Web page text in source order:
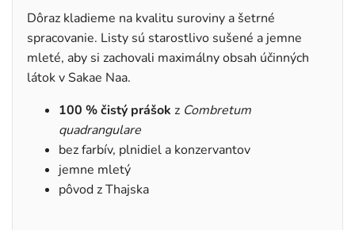
Dôraz kladieme na kvalitu suroviny a šetrné
spracovanie. Listy sú starostlivo sušené a jemne
mleté, aby si zachovali maximálny obsah účinných
látok v Sakae Naa.
100 % čistý prášok z Combretum
quadrangulare
bez farbív, plnidiel a konzervantov
jemne mletý
pôvod z Thajska